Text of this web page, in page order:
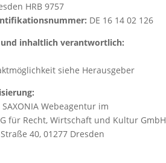
HRB 9757
DE 16 14 02 126
inhaltlich verantwortlich:
siehe Herausgeber
SAXONIA Webeagentur im
für Recht, Wirtschaft und Kultur GmbH
40, 01277 Dresden